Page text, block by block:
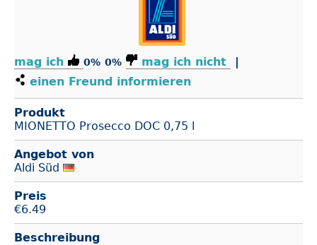
mag ich 0% 0% mag ich nicht
|
einen Freund informieren
Produkt
MIONETTO Prosecco DOC 0,75 l
Angebot von
Aldi Süd
Preis
€6.49
Beschreibung